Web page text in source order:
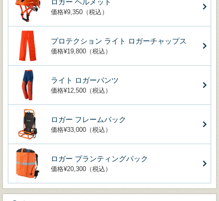
価格¥9,350（税込）
プロテクション ライト ロガーチャップス
価格¥19,800（税込）
ライト ロガーパンツ
価格¥12,500（税込）
ロガー フレームパック
価格¥33,000（税込）
ロガー プランティングパック
価格¥20,300（税込）